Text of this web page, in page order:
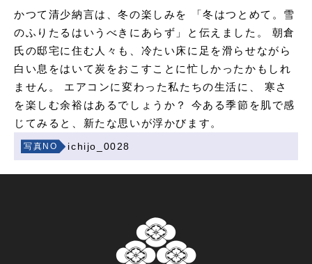
INFORMATION お知らせ
GALLERY 一乗谷百景
かつて清少納言は、冬の楽しみを
「冬はつとめて。雪
のふりたるはいうべきにあらず」と伝えました。
朝倉
氏の邸宅に住む人々も、冷たい床に足を滑らせながら
白い息をはいて炭をおこすことに忙しかったかもしれ
ません。
エアコンに変わった私たちの生活に、
寒さ
を楽しむ余裕はあるでしょうか？
今ある季節を肌で感
じてみると、新たな思いが浮かびます。
ichijo_0028